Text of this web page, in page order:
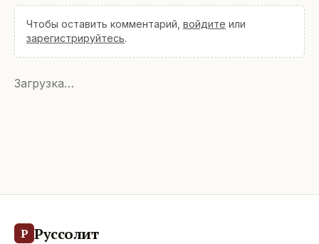
Чтобы оставить комментарий, войдите или
зарегистрируйтесь.
Загрузка…
Р Руссолит